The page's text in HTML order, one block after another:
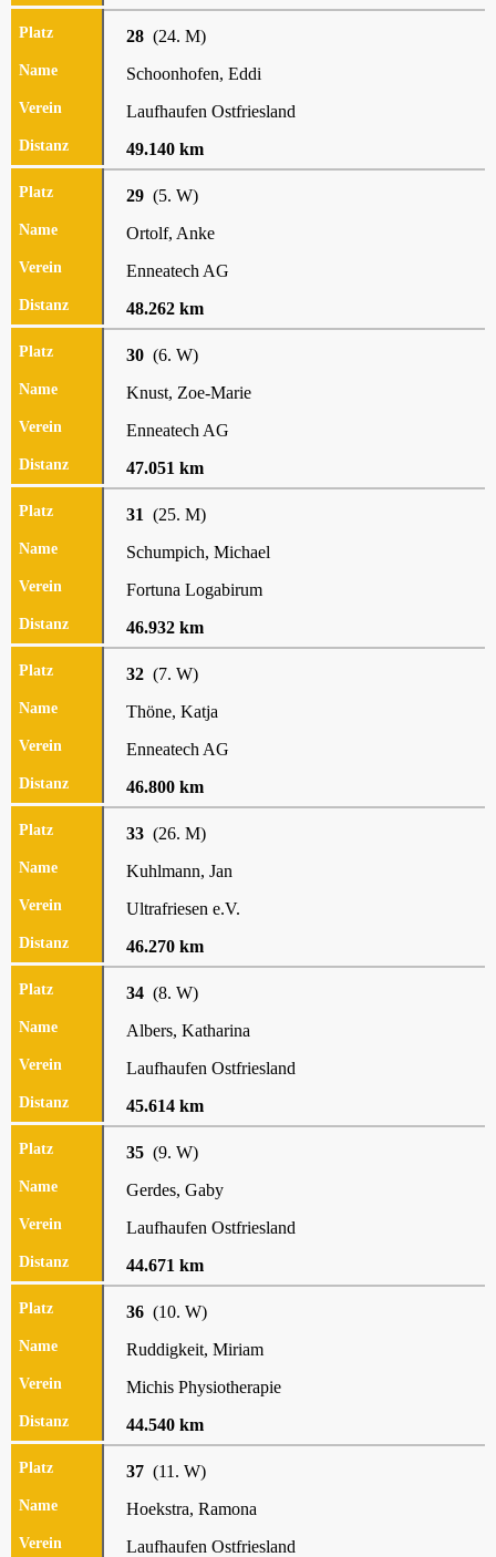
28 (24. M)
Schoonhofen, Eddi
Laufhaufen Ostfriesland
49.140 km
29 (5. W)
Ortolf, Anke
Enneatech AG
48.262 km
30 (6. W)
Knust, Zoe-Marie
Enneatech AG
47.051 km
31 (25. M)
Schumpich, Michael
Fortuna Logabirum
46.932 km
32 (7. W)
Thöne, Katja
Enneatech AG
46.800 km
33 (26. M)
Kuhlmann, Jan
Ultrafriesen e.V.
46.270 km
34 (8. W)
Albers, Katharina
Laufhaufen Ostfriesland
45.614 km
35 (9. W)
Gerdes, Gaby
Laufhaufen Ostfriesland
44.671 km
36 (10. W)
Ruddigkeit, Miriam
Michis Physiotherapie
44.540 km
37 (11. W)
Hoekstra, Ramona
Laufhaufen Ostfriesland